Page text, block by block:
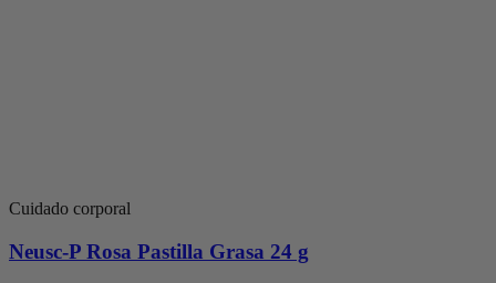
Cuidado corporal
Neusc-P Rosa Pastilla Grasa 24 g